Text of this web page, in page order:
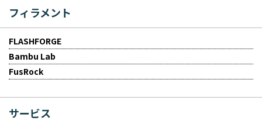
フィラメント
FLASHFORGE
Bambu Lab
FusRock
サービス